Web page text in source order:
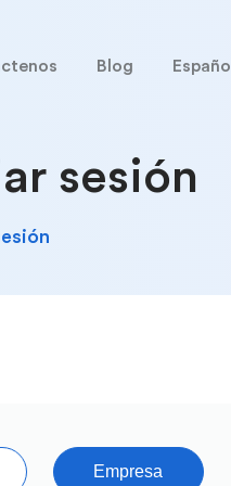
Blog Español
sesión
Empresa